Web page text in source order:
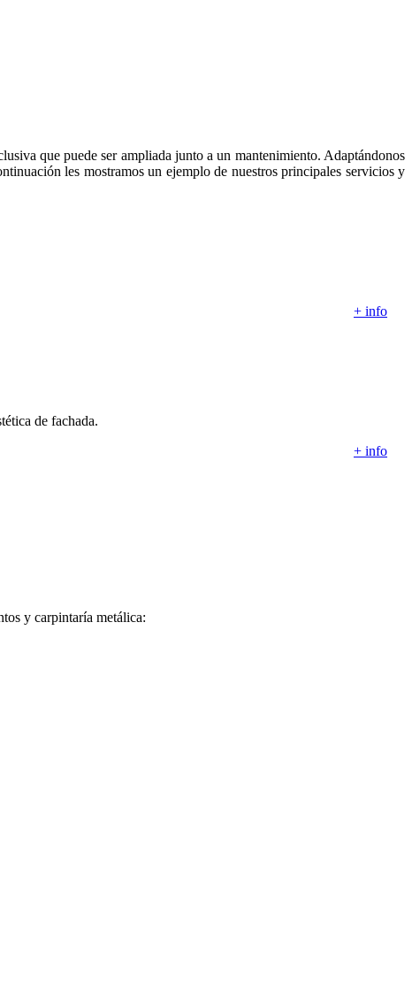
que puede ser ampliada junto a un mantenimiento. Adaptándonos
les mostramos un ejemplo de nuestros principales servicios y
+ info
de fachada.
+ info
y carpintaría metálica: